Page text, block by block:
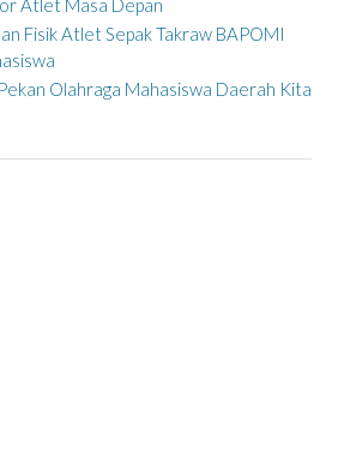
Fisik Atlet Sepak Takraw BAPOMI
Olahraga Mahasiswa Daerah Kita